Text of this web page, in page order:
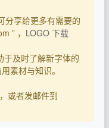
分享给更多有需要的
” ， LOGO 下载
于及时了解新字体的
素材与知识。
，或者发邮件到